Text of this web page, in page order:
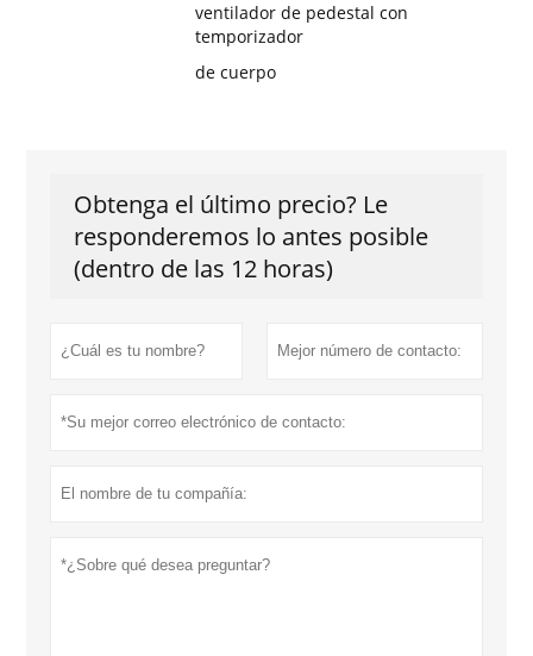
ventilador de pedestal con
temporizador
de cuerpo
Obtenga el último precio? Le
responderemos lo antes posible
(dentro de las 12 horas)